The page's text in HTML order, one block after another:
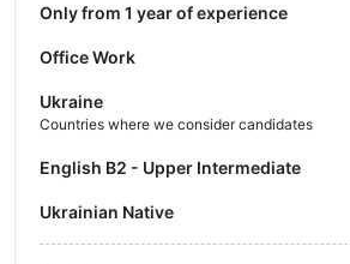
Only from 1 year of experience
Office Work
Ukraine
Countries where we consider candidates
English B2 - Upper Intermediate
Ukrainian Native